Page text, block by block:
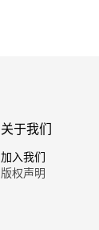
关于我们
加入我们
版权声明